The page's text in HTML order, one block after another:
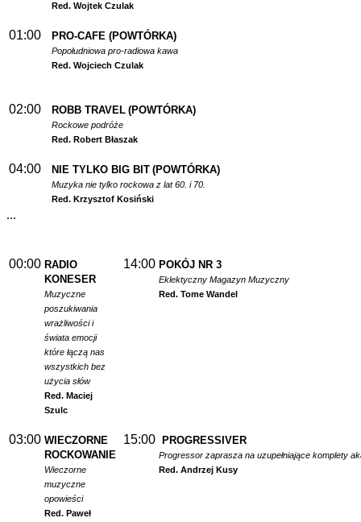
Red. Wojtek Czulak
01:00 PRO-CAFE (POWTÓRKA)
Popołudniowa pro-radiowa kawa
Red. Wojciech Czulak
02:00 ROBB TRAVEL (POWTÓRKA)
Rockowe podróże
Red. Robert Błaszak
04:00 NIE TYLKO BIG BIT (POWTÓRKA)
Muzyka nie tylko rockowa z lat 60. i 70.
Red. Krzysztof Kosiński
...
00:00 RADIO
KONESER
Muzyczne
poszukiwania
wrażliwości i
świata emocji
które łączą nas
wszystkich bez
użycia słów
Red. Maciej
Szulc
14:00 POKÓJ NR 3
Eklektyczny Magazyn Muzyczny
Red. Tome Wandel
03:00 WIECZORNE
ROCKOWANIE
Wieczorne
muzyczne
opowieści
Red. Paweł
15:00 PROGRESSIVER
Progressor zaprasza na uzupełniające komplety
Red. Andrzej Kusy